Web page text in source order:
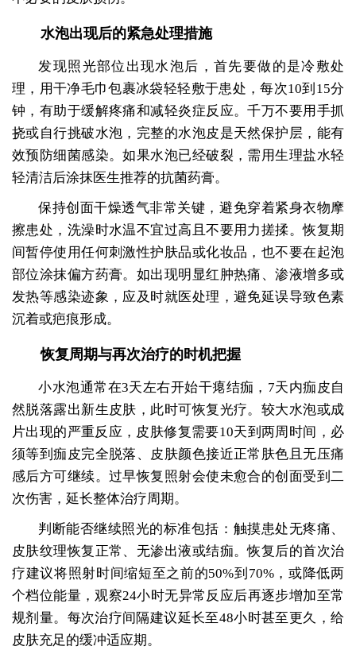
水泡出现后的紧急处理措施
发现照光部位出现水泡后，首先要做的是冷敷处
理，用干净毛巾包裹冰袋轻轻敷于患处，每次10到15分
钟，有助于缓解疼痛和减轻炎症反应。千万不要用手抓
挠或自行挑破水泡，完整的水泡皮是天然保护层，能有
效预防细菌感染。如果水泡已经破裂，需用生理盐水轻
轻清洁后涂抹医生推荐的抗菌药膏。
保持创面干燥透气非常关键，避免穿着紧身衣物摩
擦患处，洗澡时水温不宜过高且不要用力搓揉。恢复期
间暂停使用任何刺激性护肤品或化妆品，也不要在起泡
部位涂抹偏方药膏。如出现明显红肿热痛、渗液增多或
发热等感染迹象，应及时就医处理，避免延误导致色素
沉着或疤痕形成。
恢复周期与再次治疗的时机把握
小水泡通常在3天左右开始干瘪结痂，7天内痂皮自
然脱落露出新生皮肤，此时可恢复光疗。较大水泡或成
片出现的严重反应，皮肤修复需要10天到两周时间，必
须等到痂皮完全脱落、皮肤颜色接近正常肤色且无压痛
感后方可继续。过早恢复照射会使未愈合的创面受到二
次伤害，延长整体治疗周期。
判断能否继续照光的标准包括：触摸患处无疼痛、
皮肤纹理恢复正常、无渗出液或结痂。恢复后的首次治
疗建议将照射时间缩短至之前的50%到70%，或降低两
个档位能量，观察24小时无异常反应后再逐步增加至常
规剂量。每次治疗间隔建议延长至48小时甚至更久，给
皮肤充足的缓冲适应期。